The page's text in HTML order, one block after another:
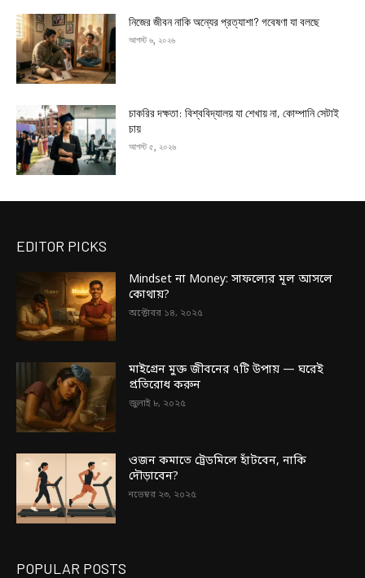
নিজের জীবন নাকি অন্যের প্রত্যাশা? গবেষণা যা বলছে
আগস্ট ৬, ২০২৬
চাকরির দক্ষতা: বিশ্ববিদ্যালয় যা শেখায় না, কোম্পানি সেটাই
চায়
আগস্ট ৫, ২০২৬
EDITOR PICKS
Mindset না Money: সাফল্যের মূল আসলে
কোথায়?
অক্টোবর ১৪, ২০২৫
মাইগ্রেন মুক্ত জীবনের ৭টি উপায় — ঘরেই
প্রতিরোধ করুন
জুলাই ৮, ২০২৫
ওজন কমাতে ট্রেডমিলে হাঁটবেন, নাকি
দৌড়াবেন?
নভেম্বর ২৩, ২০২৫
POPULAR POSTS